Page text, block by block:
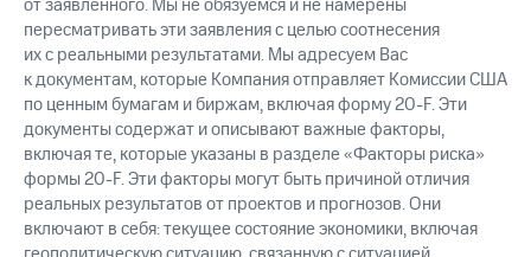
от заявленного. Мы не обязуемся и не намерены
пересматривать эти заявления с целью соотнесения
их с реальными результатами. Мы адресуем Вас
к документам, которые Компания отправляет Комиссии США
по ценным бумагам и биржам, включая форму 20-F. Эти
документы содержат и описывают важные факторы,
включая те, которые указаны в разделе «Факторы риска»
формы 20-F. Эти факторы могут быть причиной отличия
реальных результатов от проектов и прогнозов. Они
включают в себя: текущее состояние экономики, включая